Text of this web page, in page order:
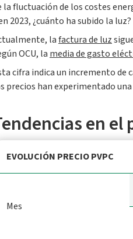
la fluctuación de los costes
2023, ¿cuánto ha subido la luz?
lafactura de luz
OCU, la media de gasto
cifra indica un incremento de
precios han experimentado
en el
EVOLUCIÓN PRECIO PVPC
Mes